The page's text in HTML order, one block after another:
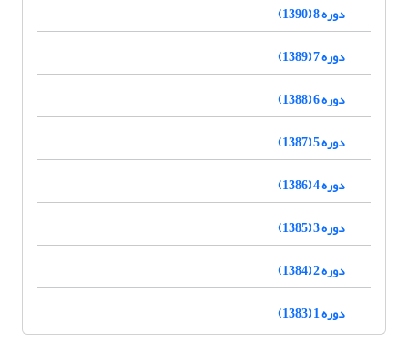
دوره 8 (1390)
دوره 7 (1389)
دوره 6 (1388)
دوره 5 (1387)
دوره 4 (1386)
دوره 3 (1385)
دوره 2 (1384)
دوره 1 (1383)